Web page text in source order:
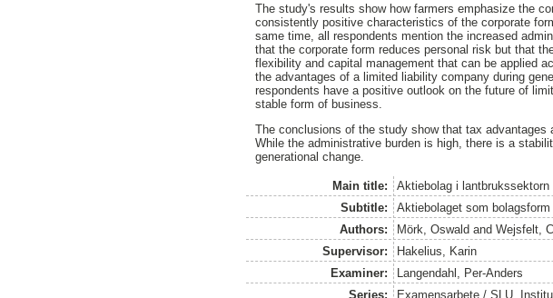
The study's results show how farmers emphasize the
consistently positive characteristics of the corporate
same time, all respondents mention the increased
that the corporate form reduces personal risk but that
flexibility and capital management that can be applied
the advantages of a limited liability company during
respondents have a positive outlook on the future of
stable form of business.
The conclusions of the study show that tax
While the administrative burden is high, there is a
generational change.
Main title:
Aktiebolag i lantbrukssektorn
Subtitle:
Aktiebolaget som
Authors:
Mörk, Oswald and Wejsfelt,
Supervisor:
Hakelius, Karin
Examiner:
Langendahl, Per-Anders
Series:
Examensarbete / SLU,